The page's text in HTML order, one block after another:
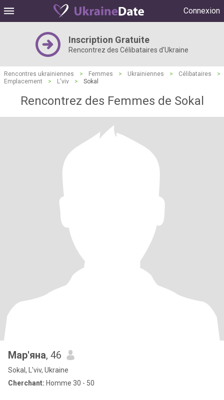
Connexion
Inscription Gratuite
Rencontrez des Célibataires d'Ukraine
Rencontres ukrainiennes > Femmes > Ukrainiennes > Célibataires
>
Emplacement
> L'viv > Sokal
Rencontrez des Femmes de Sokal
Мар'яна, 46
Sokal, L'viv, Ukraine
Cherchant: Homme 30 - 50